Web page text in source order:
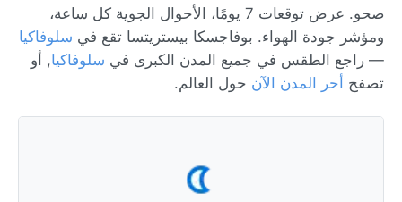
صحو. عرض توقعات 7 يومًا، الأحوال الجوية كل ساعة،
ومؤشر جودة الهواء. بوفاجسكا بيستريتسا تقع في سلوفاكيا
— راجع الطقس في جميع المدن الكبرى في سلوفاكيا, أو
تصفح أحر المدن الآن حول العالم.